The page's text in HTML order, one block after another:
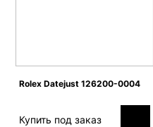
Rolex Datejust 126200-0004
Купить под заказ